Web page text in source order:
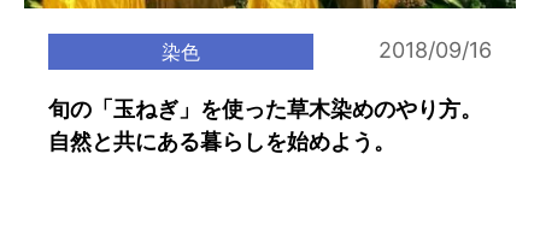
染色 2018/09/16
旬の「玉ねぎ」を使った草木染めのやり方。
自然と共にある暮らしを始めよう。